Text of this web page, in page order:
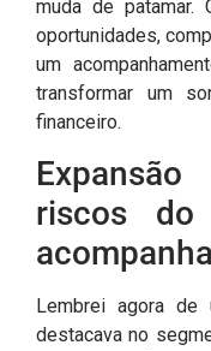
muda de patamar.
oportunidades,
um
transformar um
financeiro.
riscos do
Lembrei agora
destacava no